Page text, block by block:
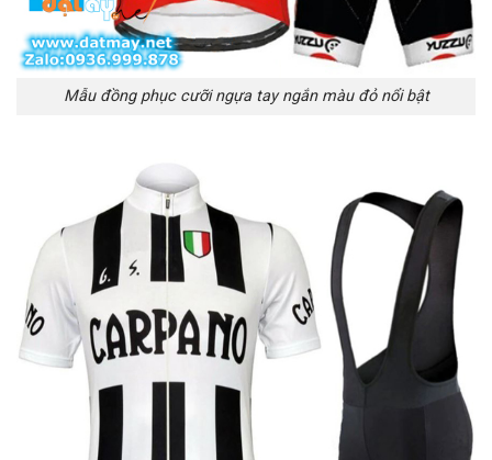
Mẫu đồng phục cưỡi ngựa tay ngắn màu đỏ nổi bật